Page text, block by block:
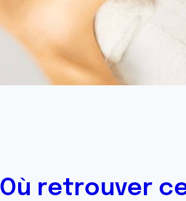
Où retrouver